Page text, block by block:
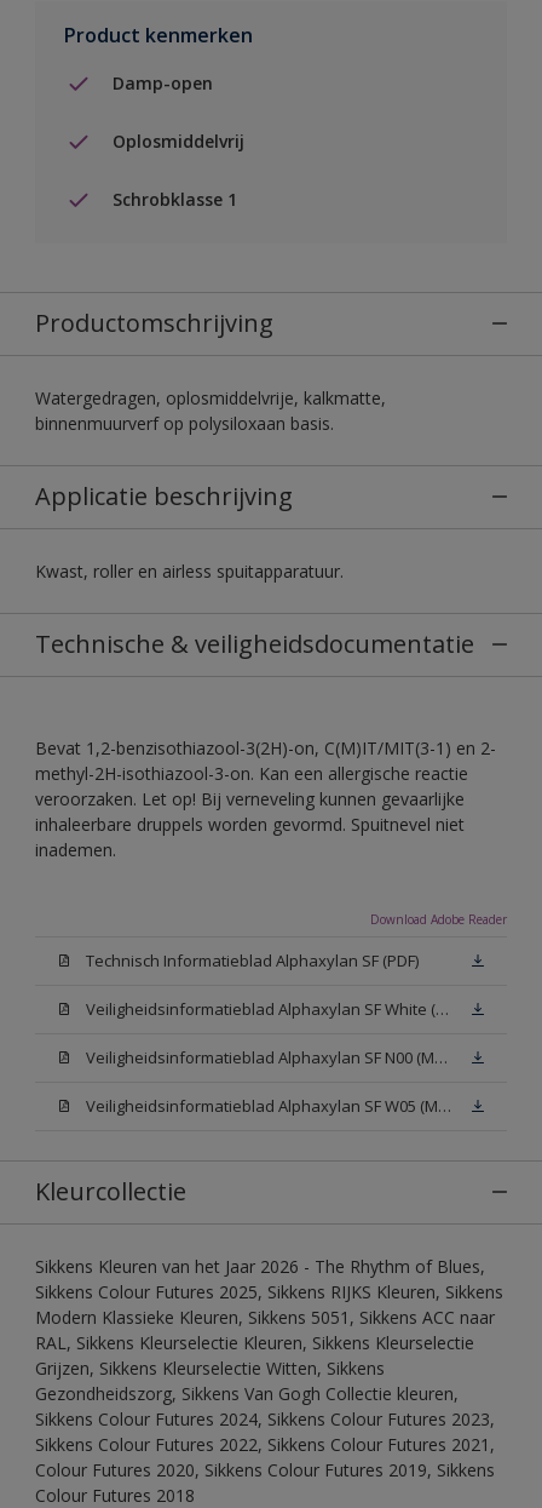
Product kenmerken
Damp-open
Oplosmiddelvrij
Schrobklasse 1
Productomschrijving
Watergedragen, oplosmiddelvrije, kalkmatte,
binnenmuurverf op polysiloxaan basis.
Applicatie beschrijving
Kwast, roller en airless spuitapparatuur.
Technische & veiligheidsdocumentatie
Bevat 1,2-benzisothiazool-3(2H)-on, C(M)IT/MIT(3-1) en 2-
methyl-2H-isothiazool-3-on. Kan een allergische reactie
veroorzaken. Let op! Bij verneveling kunnen gevaarlijke
inhaleerbare druppels worden gevormd. Spuitnevel niet
inademen.
Download Adobe Reader
Technisch Informatieblad Alphaxylan SF (PDF)
Veiligheidsinformatieblad Alphaxylan SF White (MSDS)
Veiligheidsinformatieblad Alphaxylan SF N00 (MSDS)
Veiligheidsinformatieblad Alphaxylan SF W05 (MSDS)
Kleurcollectie
Sikkens Kleuren van het Jaar 2026 - The Rhythm of Blues,
Sikkens Colour Futures 2025, Sikkens RIJKS Kleuren, Sikkens
Modern Klassieke Kleuren, Sikkens 5051, Sikkens ACC naar
RAL, Sikkens Kleurselectie Kleuren, Sikkens Kleurselectie
Grijzen, Sikkens Kleurselectie Witten, Sikkens
Gezondheidszorg, Sikkens Van Gogh Collectie kleuren,
Sikkens Colour Futures 2024, Sikkens Colour Futures 2023,
Sikkens Colour Futures 2022, Sikkens Colour Futures 2021,
Colour Futures 2020, Sikkens Colour Futures 2019, Sikkens
Colour Futures 2018